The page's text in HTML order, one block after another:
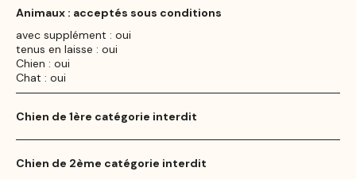
Animaux : acceptés sous conditions
avec supplément : oui
tenus en laisse : oui
Chien : oui
Chat : oui
Chien de 1ère catégorie interdit
Chien de 2ème catégorie interdit